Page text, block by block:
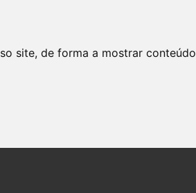
site, de forma a mostrar conteúdo